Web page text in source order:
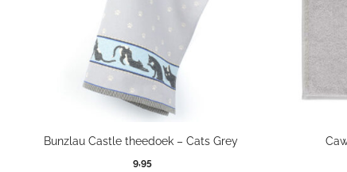
Bunzlau Castle theedoek – Cats Grey
9,95